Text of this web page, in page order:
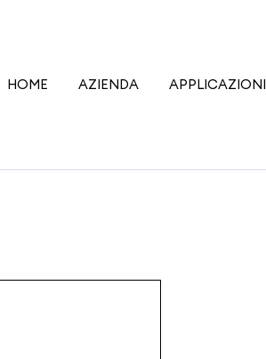
HOME AZIENDA APPLICAZIONI